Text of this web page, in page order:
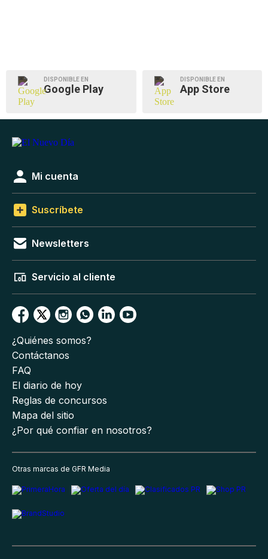
DISPONIBLE EN
Google Play
DISPONIBLE EN
App Store
Mi cuenta
Suscríbete
Newsletters
Servicio al cliente
¿Quiénes somos?
Contáctanos
FAQ
El diario de hoy
Reglas de concursos
Mapa del sitio
¿Por qué confiar en nosotros?
Otras marcas de GFR Media